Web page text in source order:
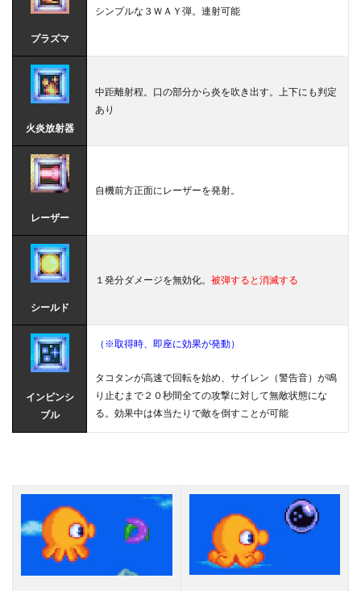
プラズマ
シンプルな３ＷＡＹ弾。連射可能
火炎放射器
中距離射程。口の部分から炎を吹き出す。上下にも判定
あり
レーザー
自機前方正面にレーザーを発射。
シールド
１発分ダメージを無効化。 被弾すると消滅する
インビンシ
ブル
（※取得時、即座に効果が発動）
タコタンが高速で回転を始め、サイレン（警告音）が鳴
り止むまで２０秒間全ての攻撃に対して無敵状態にな
る。効果中は体当たりで敵を倒すことが可能